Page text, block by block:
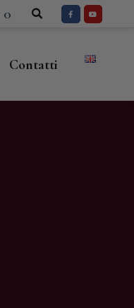
0
Contatti